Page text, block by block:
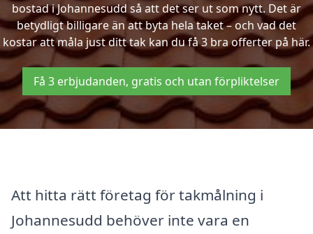
bostad i Johannesudd så att det ser ut som nytt. Det är
betydligt billigare än att byta hela taket – och vad det
kostar att måla just ditt tak kan du få 3 bra offerter på här.
Få 3 erbjudanden, gratis och utan förpliktelser
Att hitta rätt företag för takmålning i
Johannesudd behöver inte vara en